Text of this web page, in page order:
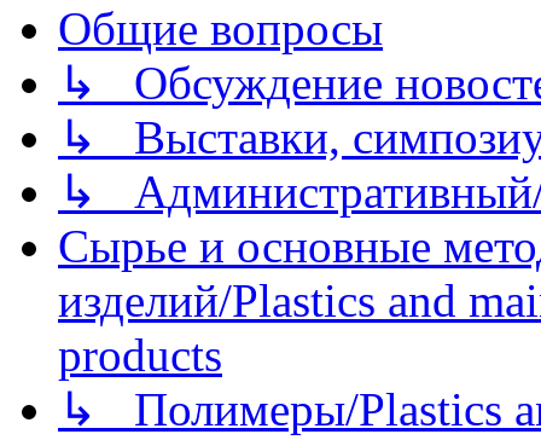
Общие вопросы
↳ Обсуждение
↳ Выставки,
↳
Сырье и основные
изделий/Plastics and
products
↳ Полимеры/Plastics